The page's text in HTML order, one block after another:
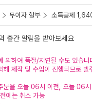
무이자 할부 소득공제
출간 알림을 받아보세요
의하여 품절/지연될 수도 있습니
해 제작 및 수입이 진행되므로 발
을 오늘 06시 이전, 오늘 06시
에는 취소 가능